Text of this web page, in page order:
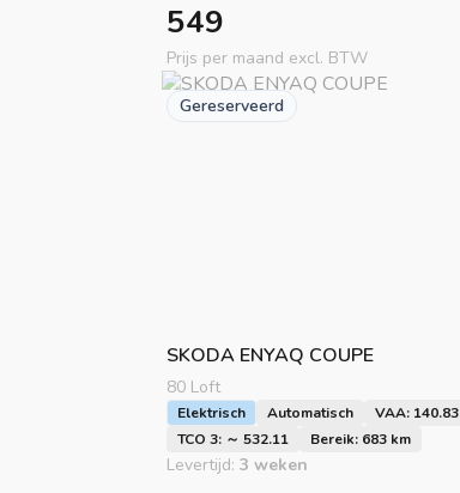
549
Prijs per maand excl. BTW
Gereserveerd
SKODA ENYAQ COUPE
80 Loft
Elektrisch Automatisch
VAA: 140.83
TCO 3: ～ 532.11
Bereik: 683 km
Levertijd:3 weken